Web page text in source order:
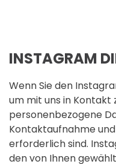
INSTAGRAM
Wenn Sie den
um mit uns in
personenbezogene
Kontaktaufnahme
erforderlich sind.
den von Ihnen